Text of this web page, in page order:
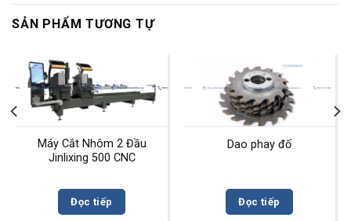
SẢN PHẨM TƯƠNG TỰ
Máy Cắt Nhôm 2 Đầu
Jinlixing 500 CNC
Đọc tiếp
Dao phay đố
Đọc tiếp